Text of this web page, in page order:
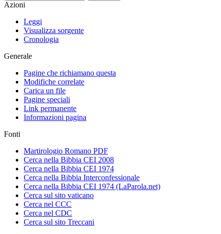
Azioni
Leggi
Visualizza sorgente
Cronologia
Generale
Pagine che richiamano questa
Modifiche correlate
Carica un file
Pagine speciali
Link permanente
Informazioni pagina
Fonti
Martirologio Romano PDF
Cerca nella Bibbia CEI 2008
Cerca nella Bibbia CEI 1974
Cerca nella Bibbia Interconfessionale
Cerca nella Bibbia CEI 1974 (LaParola.net)
Cerca sul sito vaticano
Cerca nel CCC
Cerca nel CDC
Cerca sul sito Treccani